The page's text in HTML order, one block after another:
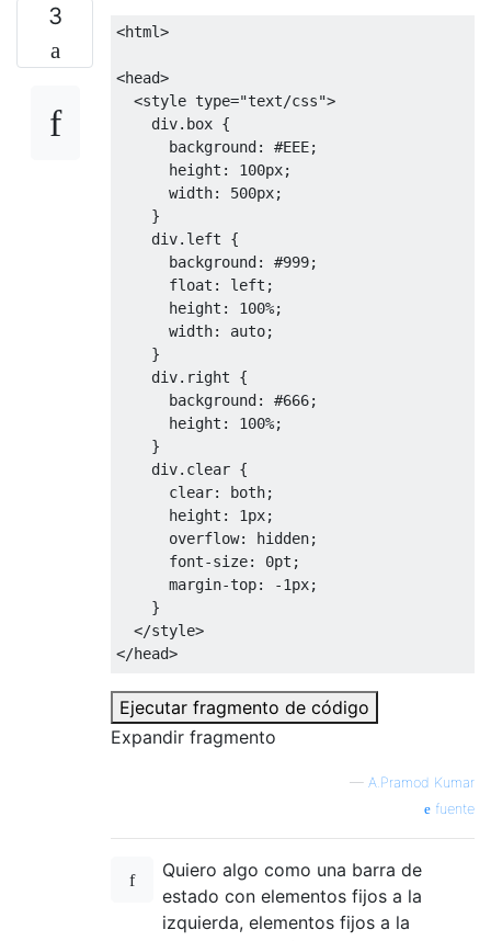
3
<html>
<head>
<style type="text/css">
    div
. box {
background: #EEE;
height : 100px;
width: 500px;
}
    div
. left {
background: #999;
float : left ;
height : 100%;
width: auto;
}
    div
. right {
background: #666;
height : 100%;
}
    div
. clear {
clear: both;
height : 1px;
overflow: hidden;
font-size: 0pt ;
margin-top: -1px;
}
</style>
</head>
<body>
<div class="box">
<div
class="left"
</div>
<div style="width: <=100%
<div class="clear" />
</div>
<div
class = "ColumnWrapper" >
<div class="Colum­nOne­Half"> Tree
<div class= "Colum­nOne­Half" >View
Ejecutar fragmento de código
Expandir fragmento
— A.Pramod Kumar
fuente
Quiero algo como una barra de
estado con elementos fijos a la
izquierda, elementos fijos a la